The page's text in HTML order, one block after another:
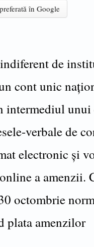
în Google
de
cont unic
intermediul
verbale de
electronic și
a amenzii.
octombrie
plata amenzilor